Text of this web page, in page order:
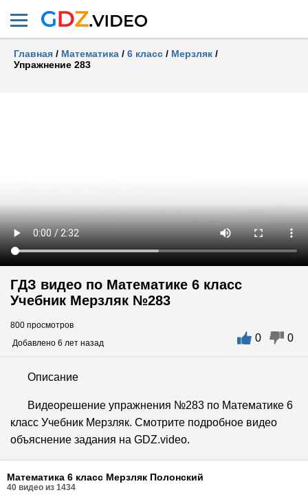
Главная / Математика / 6 класс / Мерзляк /
Упражнение 283
ГДЗ видео по Математике 6 класс
Учебник Мерзляк №283
800 просмотров
Добавлено 6 лет назад
0 0
Описание
Видеорешение упражнения №283 по Математике 6
класс Учебник Мерзляк. Смотрите подробное видео
объяснение задания на GDZ.video.
Математика 6 класс Мерзляк Полонский
40 видео из 1434